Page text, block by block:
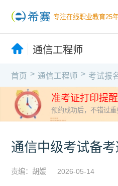
专注在线职业教育25
通信工程师
首页 > 通信工程师 > 考试报
准考证打印提醒
预约成功后，不错过重
通信中级考试备
责编：胡媛 2026-05-14